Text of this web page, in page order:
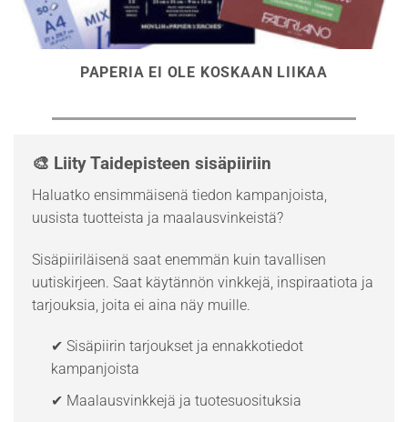
PAPERIA EI OLE KOSKAAN LIIKAA
🎨 Liity Taidepisteen sisäpiiriin
Haluatko ensimmäisenä tiedon kampanjoista,
uusista tuotteista ja maalausvinkeistä?
Sisäpiiriläisenä saat enemmän kuin tavallisen
uutiskirjeen. Saat käytännön vinkkejä, inspiraatiota ja
tarjouksia, joita ei aina näy muille.
✔ Sisäpiirin tarjoukset ja ennakkotiedot
kampanjoista
✔ Maalausvinkkejä ja tuotesuosituksia